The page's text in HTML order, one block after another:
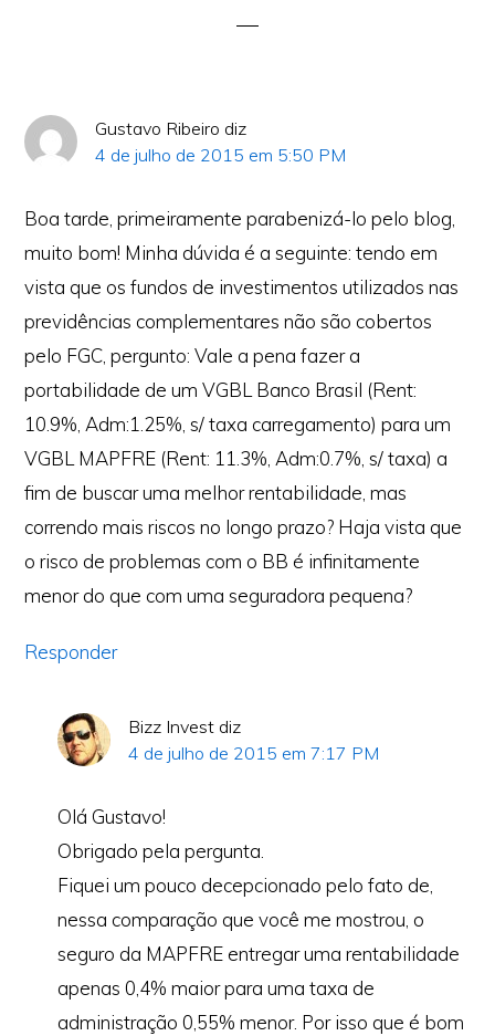
Gustavo Ribeiro diz
4 de julho de 2015 em 5:50 PM
Boa tarde, primeiramente parabenizá-lo pelo blog,
muito bom! Minha dúvida é a seguinte: tendo em
vista que os fundos de investimentos utilizados nas
previdências complementares não são cobertos
pelo FGC, pergunto: Vale a pena fazer a
portabilidade de um VGBL Banco Brasil (Rent:
10.9%, Adm:1.25%, s/ taxa carregamento) para um
VGBL MAPFRE (Rent: 11.3%, Adm:0.7%, s/ taxa) a
fim de buscar uma melhor rentabilidade, mas
correndo mais riscos no longo prazo? Haja vista que
o risco de problemas com o BB é infinitamente
menor do que com uma seguradora pequena?
Responder
Bizz Invest diz
4 de julho de 2015 em 7:17 PM
Olá Gustavo!
Obrigado pela pergunta.
Fiquei um pouco decepcionado pelo fato de,
nessa comparação que você me mostrou, o
seguro da MAPFRE entregar uma rentabilidade
apenas 0,4% maior para uma taxa de
administração 0,55% menor. Por isso que é bom
Copyright © 2026 · Monochrome Pro
StudioPress·WordPress ·Login